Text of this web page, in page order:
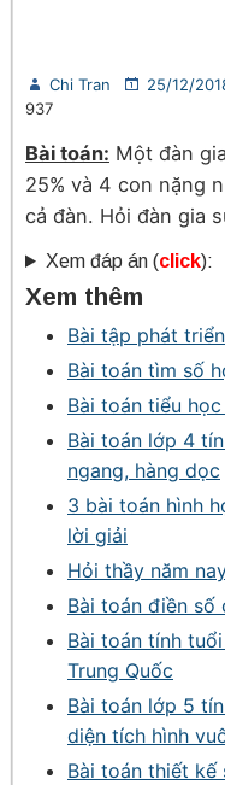
Chi Tran 25/12/
937
Bài toán: Một đàn
25% và 4 con nặng
cả đàn. Hỏi đàn gia
Xem đáp án (click):
Xem thêm
Bài tập phát
Bài toán tìm số
Bài toán tiểu
Bài toán lớp 4
ngang, hàng dọc
3 bài toán hình
lời giải
Hỏi thầy năm
Bài toán điền số
Bài toán tính
Trung Quốc
Bài toán lớp 5
diện tích hình
Bài toán thiết